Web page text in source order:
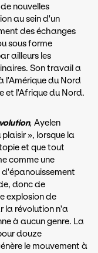
nouvelles
au sein d'un
des échanges
sous forme
ailleurs les
Son travail a
l'Amérique du Nord
et l'Afrique du Nord.
, Ayelen
», lorsque la
et que tout
comme une
donc de
explosion de
la révolution n'a
à aucun genre. La
douze
le mouvement à